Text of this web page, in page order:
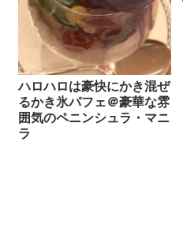
ハロハロは豪快にかき混ぜ
るかき氷パフェ＠豪華な雰
囲気のペニンシュラ・マニ
ラ